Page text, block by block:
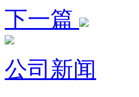
下一篇
公司新闻